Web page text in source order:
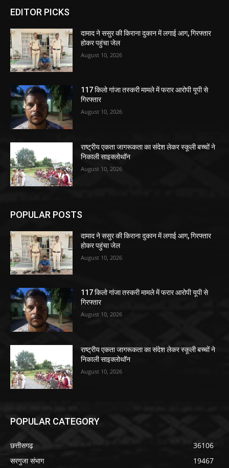
EDITOR PICKS
दामाद ने ससुर की किराना दुकान में लगाई आग, गिरफ्तार
होकर पहुंचा जेल
August 10, 2026
117 किलो गांजा तस्करी मामले में फरार आरोपी यूपी से
गिरफ्तार
August 10, 2026
राष्ट्रीय एकता जागरूकता का संदेश लेकर स्कूली बच्चों ने
निकाली साइक्लोथॉन
August 10, 2026
POPULAR POSTS
दामाद ने ससुर की किराना दुकान में लगाई आग, गिरफ्तार
होकर पहुंचा जेल
August 10, 2026
117 किलो गांजा तस्करी मामले में फरार आरोपी यूपी से
गिरफ्तार
August 10, 2026
राष्ट्रीय एकता जागरूकता का संदेश लेकर स्कूली बच्चों ने
निकाली साइक्लोथॉन
August 10, 2026
POPULAR CATEGORY
छत्तीसगढ़
36106
सरगुजा संभाग
19467